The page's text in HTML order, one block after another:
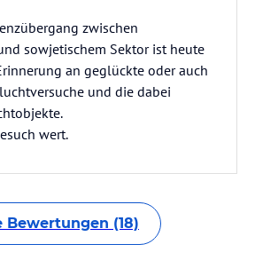
zwischen
sowjetischem Sektor ist heute
an geglückte oder auch
und die dabei
wert.
Bewertungen (18)